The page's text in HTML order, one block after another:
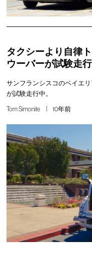
タクシーより自律
ウーバーが試験走
サンフランシスコのベイエ
が試験走行中。
Tom Simonite 10年前